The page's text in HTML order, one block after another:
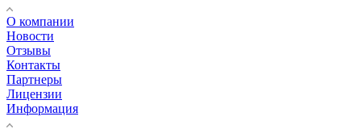
О компании
Новости
Отзывы
Контакты
Партнеры
Лицензии
Информация